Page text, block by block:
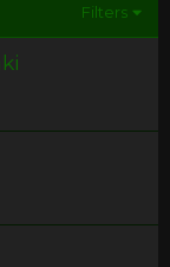
Filters